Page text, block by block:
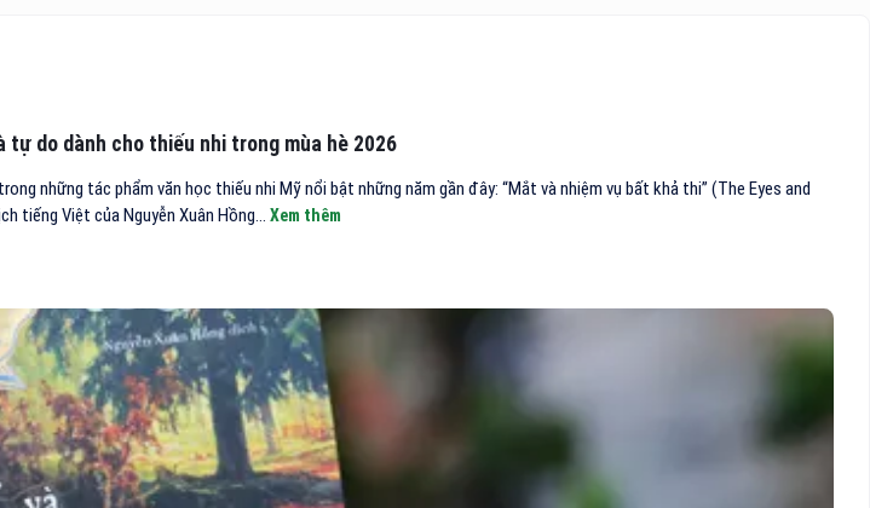
tự do dành cho thiếu nhi trong mùa hè 2026
những tác phẩm văn học thiếu nhi Mỹ nổi bật những năm gần đây: “Mắt và nhiệm vụ bất khả thi” (The Eyes and
tiếng Việt của Nguyễn Xuân Hồng...Xem thêm